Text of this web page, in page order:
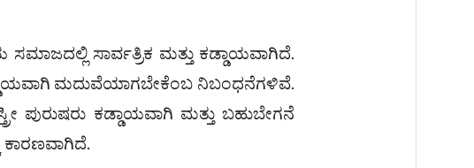
ಸಾರ್ವತ್ರಿಕ ಮತ್ತು ಕಡ್ಡಾಯವಾಗಿದೆ.
ಮದುವೆಯಾಗಬೇಕೆಂಬ ನಿಬಂಧನೆಗಳಿವೆ.
ಪುರುಷರು ಕಡ್ಡಾಯವಾಗಿ ಮತ್ತು ಬಹುಬೇಗನೆ